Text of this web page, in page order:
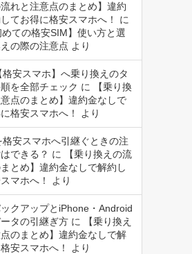
流れと注意点のまとめ】違約
てお得に格安スマホへ！
に
めての格安SIM】使い方と選
の際の注意点 より
安スマホ】へ乗り換えのタ
を全部チェック に
【乗り換
点のまとめ】違約金なしで
格安スマホへ！
より
格安スマホへ引継ぐときの注
できる？ に
【乗り換えの流
とめ】違約金なしで解約し
マホへ！
より
クアップとiPhone・Android
タの引継ぎ方 に
【乗り換え
のまとめ】違約金なしで解
安スマホへ！
より